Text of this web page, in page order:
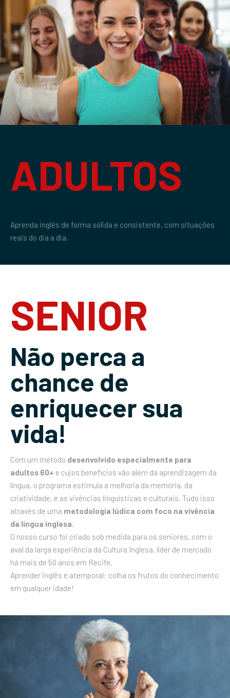
ADULTOS
Aprenda inglês de forma sólida e consistente, com situações
reais do dia a dia.
SENIOR
Não perca a
chance de
enriquecer sua
vida!
Com um método desenvolvido especialmente para
adultos 60+ e cujos benefícios vão além da aprendizagem da
língua, o programa estimula a melhoria da memória, da
criatividade, e as vivências linguísticas e culturais. Tudo isso
através de uma metodologia lúdica com foco na vivência
da língua inglesa.
O nosso curso foi criado sob medida para os seniores, com o
aval da larga experiência da Cultura Inglesa, líder de mercado
há mais de 50 anos em Recife.
Aprender inglês é atemporal: colha os frutos do conhecimento
em qualquer idade!